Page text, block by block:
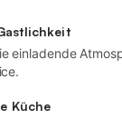
einladende
Küche